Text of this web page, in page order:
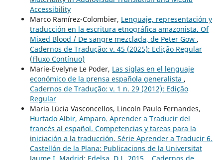
Accessibility
Marco Ramírez-Colombier, Lenguaje, representación y
traducción en la escritura etnográfica amazonista. Of
Mixed Blood / De sangre mezclada, de Peter Gow ,
Cadernos de Tradução: v. 45 (2025): Edição Regular
(Fluxo Contínuo)
Marie-Evelyne Le Poder, Las siglas en el lenguaje
económico de la prensa española generalista ,
Cadernos de Tradução: v. 1 n. 29 (2012): Edição
Regular
Maria Lúcia Vasconcellos, Lincoln Paulo Fernandes,
Hurtado Albir, Amparo. Aprender a Traducir del
francés al español. Competencias y tareas para la
iniciación a la traducción. Série Aprender a Traducir 6.
Castellón de la Plana: Publicacions de la Universitat
Jaume I, Madrid: Edelsa, D.L. 2015.
Cadernos de